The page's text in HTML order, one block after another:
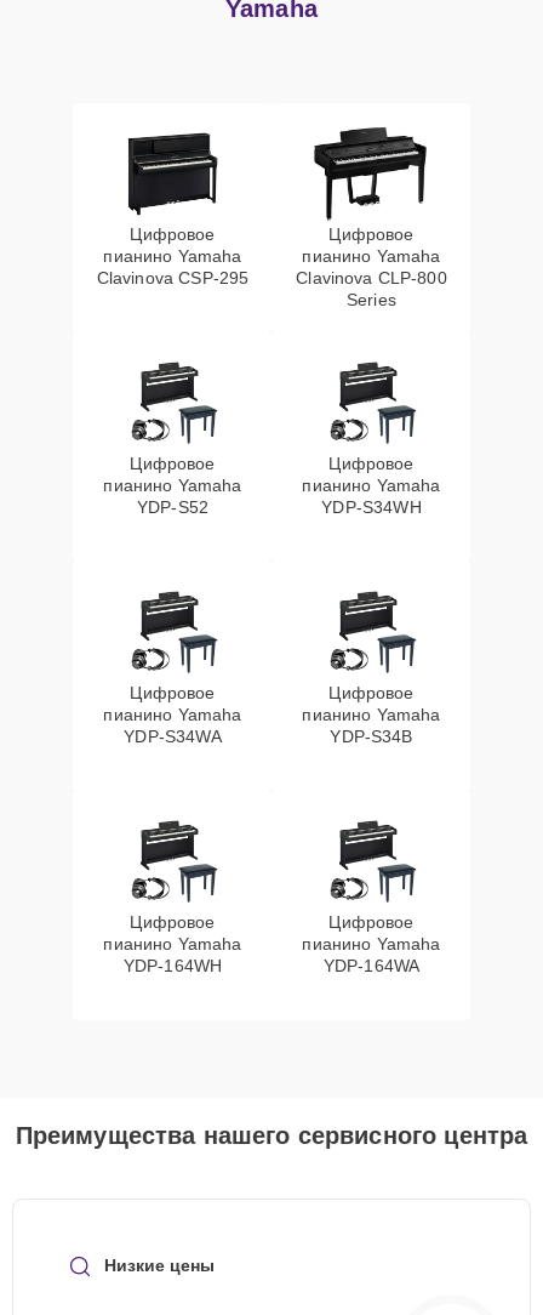
Yamaha
Цифровое
пианино Yamaha
Clavinova CSP-295
Цифровое
пианино Yamaha
Clavinova CLP-800
Series
Цифровое
пианино Yamaha
YDP-S52
Цифровое
пианино Yamaha
YDP-S34WH
Цифровое
пианино Yamaha
YDP-S34WA
Цифровое
пианино Yamaha
YDP-S34B
Цифровое
пианино Yamaha
YDP-164WH
Цифровое
пианино Yamaha
YDP-164WA
Преимущества нашего сервисного центра
Низкие цены